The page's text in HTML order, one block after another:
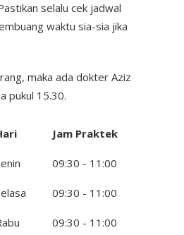
selalu cek jadwal
waktu sia-sia jika
maka ada dokter Aziz
pukul 15.30.
Jam Praktek
09:30 - 11:00
09:30 - 11:00
09:30 - 11:00